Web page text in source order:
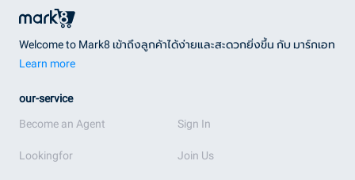
Welcome to Mark8 เข้าถึงลูกค้าได้ง่ายและสะดวกยิ่งขึ้น กับ มาร์กเอท
Learn more
our-service
Become an Agent
Lookingfor
Sign In
Join Us